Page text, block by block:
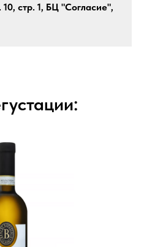
стр. 1, БЦ "Согласие",